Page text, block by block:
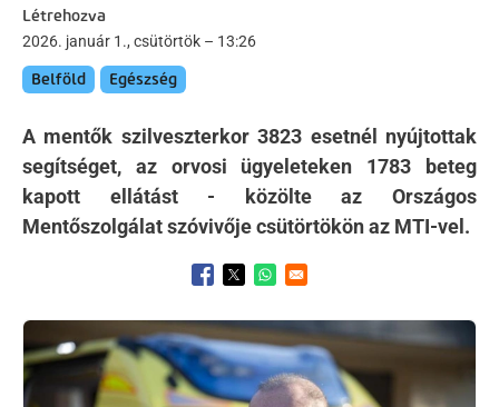
Létrehozva
2026. január 1., csütörtök – 13:26
Belföld Egészség
A mentők szilveszterkor 3823 esetnél nyújtottak
segítséget, az orvosi ügyeleteken 1783 beteg
kapott ellátást - közölte az Országos
Mentőszolgálat szóvivője csütörtökön az MTI-vel.
Opens in a new window
Opens in a new window
Opens in a new window
Kép